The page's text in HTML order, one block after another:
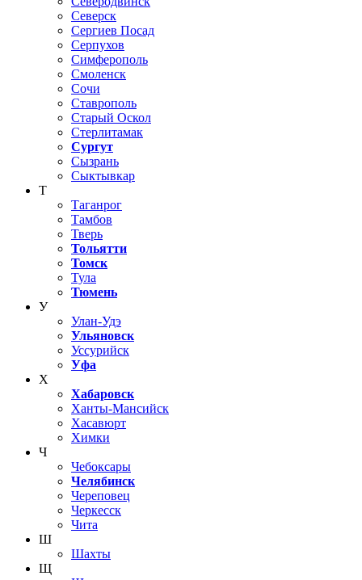
Северск
Сергиев Посад
Серпухов
Симферополь
Смоленск
Сочи
Ставрополь
Старый Оскол
Стерлитамак
Сургут
Сызрань
Сыктывкар
Т
Таганрог
Тамбов
Тверь
Тольятти
Томск
Тула
Тюмень
У
Улан-Удэ
Ульяновск
Уссурийск
Уфа
Х
Хабаровск
Ханты-Мансийск
Хасавюрт
Химки
Ч
Чебоксары
Челябинск
Череповец
Черкесск
Чита
Ш
Шахты
Щ